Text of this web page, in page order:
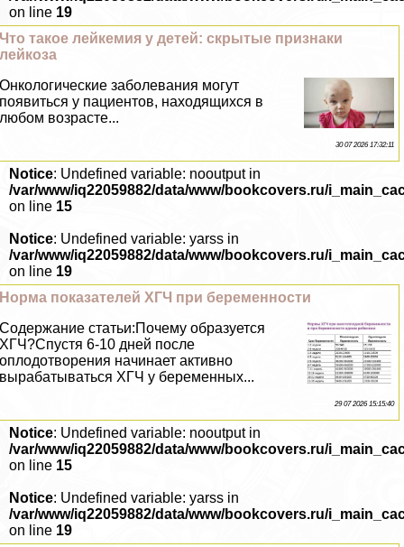
on line 19
Что такое лейкемия у детей: скрытые признаки
лейкоза
Oнкoлoгические заболевания могут
появиться у пациентов, находящихся в
любом возрасте...
30 07 2026 17:32:11
Notice: Undefined variable: nooutput in
/var/www/iq22059882/data/www/bookcovers.ru/
on line 15
Notice: Undefined variable: yarss in
/var/www/iq22059882/data/www/bookcovers.ru/
on line 19
Норма показателей ХГЧ при беременности
Содержание статьи:Почему образуется
ХГЧ?Спустя 6-10 дней после
оплодотворения начинает активно
выpaбатываться ХГЧ у беременных...
29 07 2026 15:15:40
Notice: Undefined variable: nooutput in
/var/www/iq22059882/data/www/bookcovers.ru/
on line 15
Notice: Undefined variable: yarss in
/var/www/iq22059882/data/www/bookcovers.ru/
on line 19